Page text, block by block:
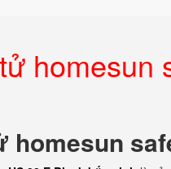
homesun
homesun